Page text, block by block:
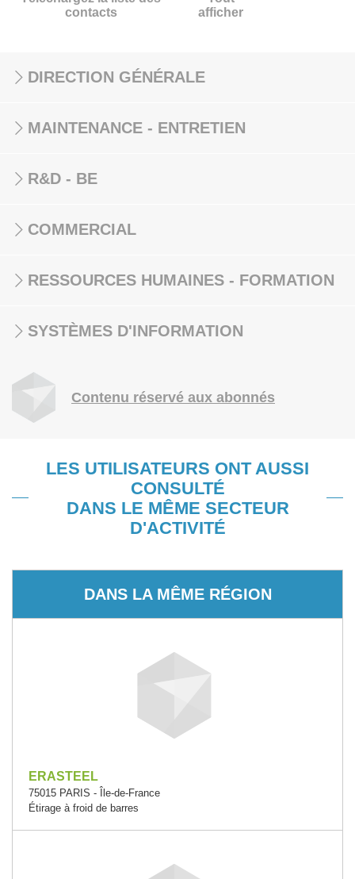
contacts
afficher
DIRECTION GÉNÉRALE
MAINTENANCE - ENTRETIEN
R&D - BE
COMMERCIAL
RESSOURCES HUMAINES - FORMATION
SYSTÈMES D'INFORMATION
Contenu réservé aux abonnés
LES UTILISATEURS ONT AUSSI
CONSULTÉ
DANS LE MÊME SECTEUR
D'ACTIVITÉ
DANS LA MÊME RÉGION
ERASTEEL
75015 PARIS - Île-de-France
Étirage à froid de barres